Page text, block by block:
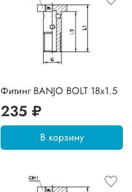
Фитинг BANJO BOLT 18x1.5
235 ₽
В корзину